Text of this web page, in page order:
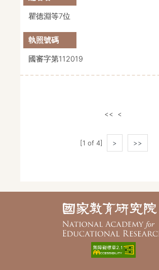
瞿德淵等7位
國審字第112019
<< <
[1 of 4] > >>